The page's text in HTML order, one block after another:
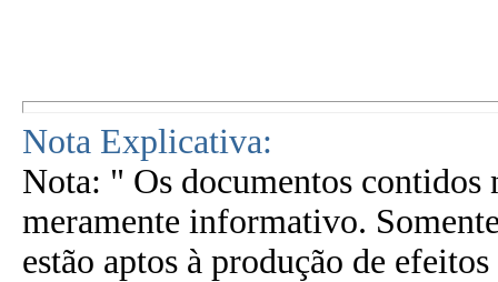
Nota Explicativa:
Nota: " Os documentos contidos
meramente informativo.
estão aptos à produção de